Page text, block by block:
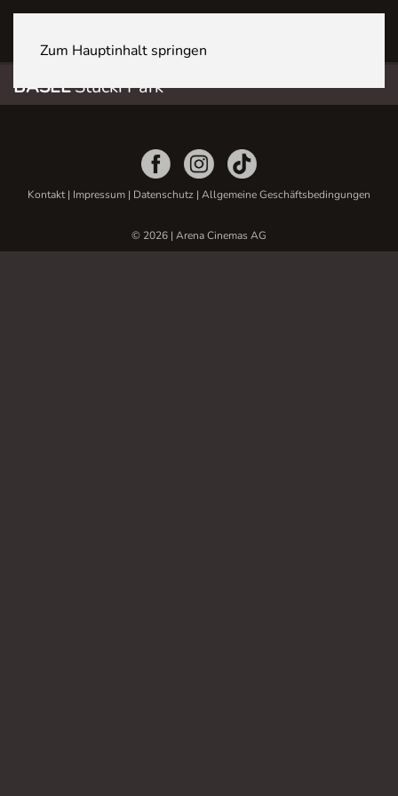
Zum Hauptinhalt springen
BASELStücki Park
Kontakt| Impressum | Datenschutz | Allgemeine Geschäftsbedingungen
© 2026 | Arena Cinemas AG